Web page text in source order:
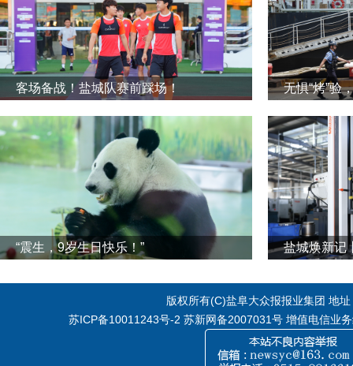
客场备战！盐城队赛前踩场！ 无惧“烤”验
“震生，9岁生日快乐！”
版权所有(C)盐阜大众报报业集团 地
苏ICP备10011243号-2 苏新网备2007031号 增值电信业